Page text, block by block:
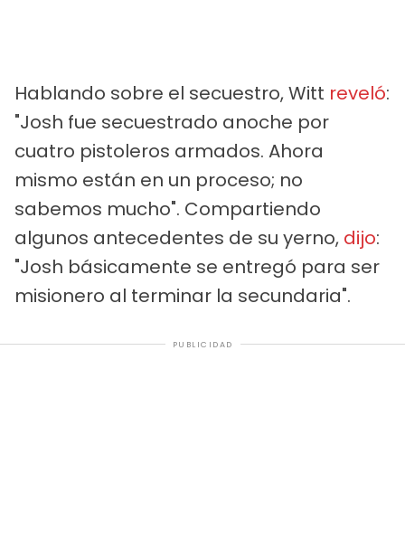
Hablando sobre el secuestro, Witt reveló:
"Josh fue secuestrado anoche por
cuatro pistoleros armados. Ahora
mismo están en un proceso; no
sabemos mucho". Compartiendo
algunos antecedentes de su yerno, dijo:
"Josh básicamente se entregó para ser
misionero al terminar la secundaria".
PUBLICIDAD